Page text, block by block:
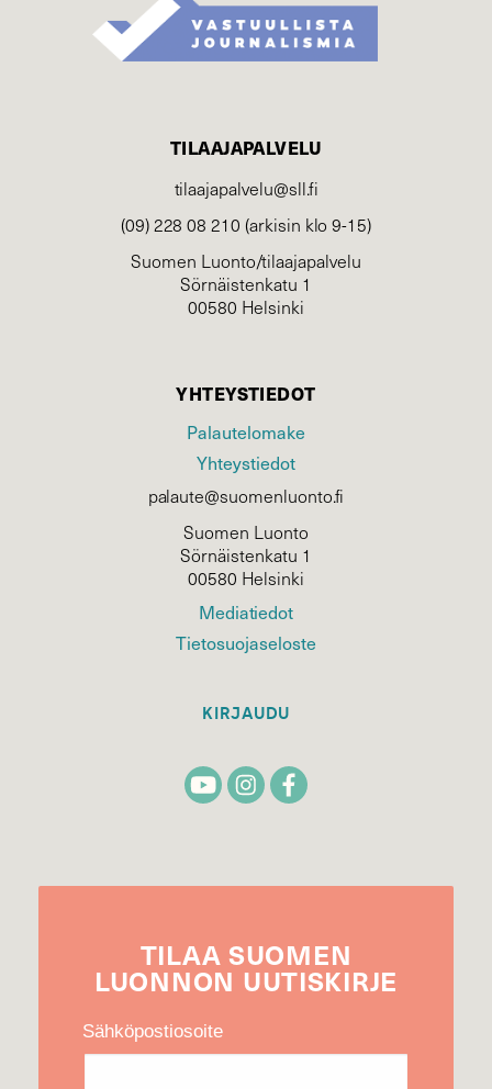
TILAAJAPALVELU
tilaajapalvelu@sll.fi
(09) 228 08 210 (arkisin klo 9-15)
Suomen Luonto/tilaajapalvelu
Sörnäistenkatu 1
00580 Helsinki
YHTEYSTIEDOT
Palautelomake
Yhteystiedot
palaute@suomenluonto.fi
Suomen Luonto
Sörnäistenkatu 1
00580 Helsinki
Mediatiedot
Tietosuojaseloste
KIRJAUDU
TILAA SUOMEN
LUONNON UUTIS­KIRJE
Sähköpostiosoite